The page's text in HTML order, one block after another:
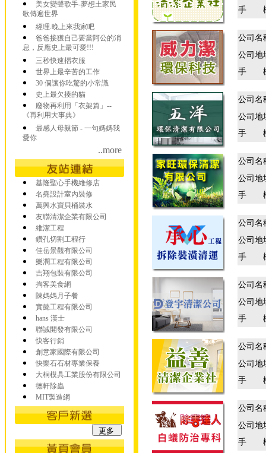
美女變聲歌手-夢想土家民
歌傳遍世界
經理.晚上來我家吧
爸爸接獲自己要當阿公的消
息，反應史上最可愛!!!
三秒快速摺衣服
世界上最辛苦的工作
30 個讓你吃驚的小常識
史上最欠揍的貓
廢物再利用「衣架篇」--
《再利用大事典》
最感人母親節 - 一句媽媽我
愛你
..more
基隆聖心手機維修店
名堯設計室內裝修
萬興水寶貝桶裝水
友聯清潔企業有限公司
維潔工程
鑽孔切割工程行
佳岳景觀有限公司
樂潤工程有限公司
吉翔包裝有限公司
掏客美食網
陳媽媽月子餐
實懿工程有限公司
hans 漢士
聯誠開發有限公司
快客行銷
創意家國際有限公司
快樂石石材專業保養
大桐模具工業股份有限公司
德軒除蟲
MIT製造網
手
公司名
公司地
手
公司名
公司地
手
公司名
公司地
手
公司名
公司地
手
公司名
公司地
手
公司名
公司地
手
公司名
公司地
手